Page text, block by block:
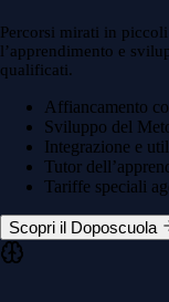
Percorsi mirati in
l’apprendimento e
qualificati.
Affiancamento
Sviluppo del
Integrazione e
Tutor
Tariffe speciali
Scopri il Doposcuola